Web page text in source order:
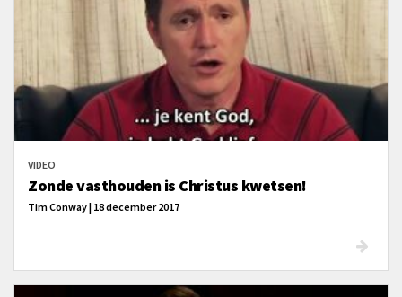
VIDEO
Zonde vasthouden is Christus kwetsen!
Tim Conway | 18 december 2017